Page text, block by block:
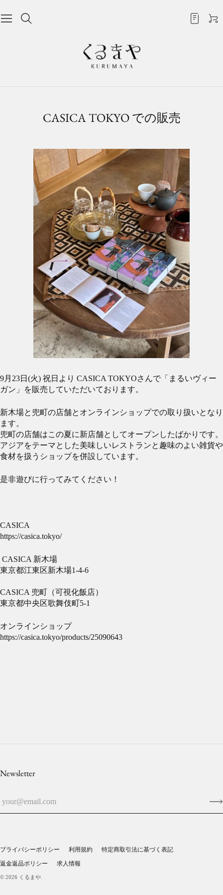
CASICA TOKYO での販売
9月23日(火) 祝日より CASICA TOKYOさんで「まるいヴィー
ガン」を販売していただいております。
新木場と兜町の店舗とオンラインショップでの取り扱いとなり
ます。
兜町の店舗はこの夏に新店舗としてオープンしたばかりです。
アジアをテーマとした美味しいレストランと趣味のよい雑貨や
食材を扱うショップを併設しています。
是非遊びに行ってみてください！
CASICA
https://casica.tokyo/
CASICA 新木場
東京都江東区新木場1-4-6
CASICA 兜町（可視化飯店）
東京都中央区歌舞伎町5-1
オンラインショップ
https://casica.tokyo/products/25090643
Newsletter
プライバシーポリシー 利用規約
特定商取引法に基づく表記
返金返品ポリシー
求人情報
© 2026 くるまや